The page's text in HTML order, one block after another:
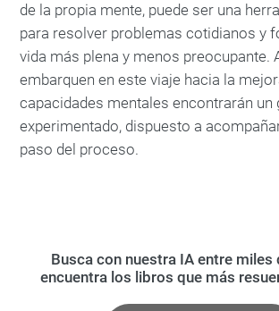
de la propia mente, puede ser una
para resolver problemas cotidianos y
vida más plena y menos preocupante.
embarquen en este viaje hacia la
capacidades mentales encontrarán un
experimentado, dispuesto a
paso del proceso.
Busca con nuestra IA entre miles
encuentra los libros que más